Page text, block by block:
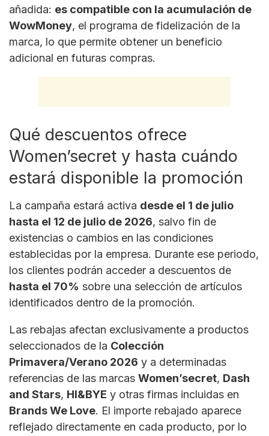
añadida: es compatible con la acumulación de
WowMoney, el programa de fidelización de la
marca, lo que permite obtener un beneficio
adicional en futuras compras.
Qué descuentos ofrece
Women’secret y hasta cuándo
estará disponible la promoción
La campaña estará activa desde el 1 de julio
hasta el 12 de julio de 2026, salvo fin de
existencias o cambios en las condiciones
establecidas por la empresa. Durante ese periodo,
los clientes podrán acceder a descuentos de
hasta el 70% sobre una selección de artículos
identificados dentro de la promoción.
Las rebajas afectan exclusivamente a productos
seleccionados de la Colección
Primavera/Verano 2026 y a determinadas
referencias de las marcas Women’secret, Dash
and Stars, HI&BYE y otras firmas incluidas en
Brands We Love. El importe rebajado aparece
reflejado directamente en cada producto, por lo